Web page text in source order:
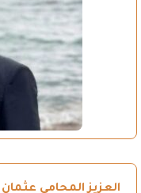
العزيز المحامي